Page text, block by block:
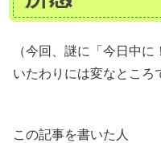
（今回、謎に「今日中
いたわりには変なところ
この記事を書いた人